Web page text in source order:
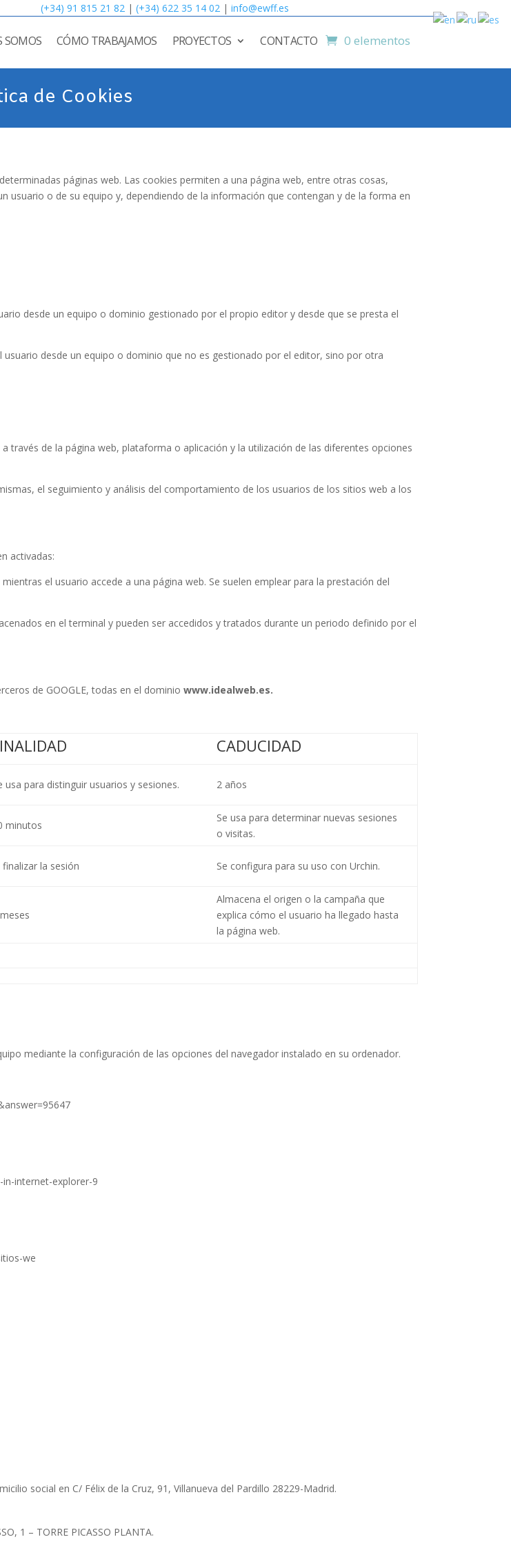
(+34) 91 815 21 82| (+34) 622 35 14 02| info@ewff.es
SOMOS CÓMO TRABAJAMOS PROYECTOS CONTACTO 0 elementos
de Cookies
páginas web. Las cookies permiten a una página web, entre otras cosas,
usuario o de su equipo y, dependiendo de la información que contengan y de la forma en
desde un equipo o dominio gestionado por el propio editor y desde que se presta el
usuario desde un equipo o dominio que no es gestionado por el editor, sino por otra
través de la página web, plataforma o aplicación y la utilización de las diferentes opciones
el seguimiento y análisis del comportamiento de los usuarios de los sitios web a los
activadas:
el usuario accede a una página web. Se suelen emplear para la prestación del
en el terminal y pueden ser accedidos y tratados durante un periodo definido por el
de GOOGLE, todas en el dominiowww.idealweb.es.
CADUCIDAD
usa para distinguir usuarios y sesiones. 2 años
minutos
Se usa para determinar nuevas sesiones
o visitas.
finalizar la sesión Se configura para su uso con Urchin.
Almacena el origen o la campaña que
explica cómo el usuario ha llegado hasta
la página web.
mediante la configuración de las opciones del navegador instalado en su ordenador.
internet-explorer-9
we
social en C/ Félix de la Cruz, 91, Villanueva del Pardillo 28229-Madrid.
1 – TORRE PICASSO PLANTA.